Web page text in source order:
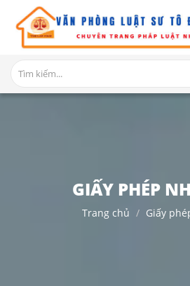
GIỚI
THIỆU
DỊCH
GIẤY PHÉP
Trang chủ Giấy